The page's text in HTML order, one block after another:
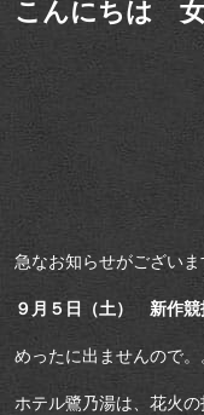
こんにちは
急なお知らせがございま
９月５日（土） 新作
めったに出ませんので。
ホテル鷺乃湯は、花火